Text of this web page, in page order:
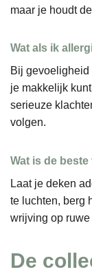
maar je houdt
Wat als ik
Bij gevoeligheid
je makkelijk
serieuze
volgen.
Wat is de
Laat je deken
te luchten, berg
wrijving op
De